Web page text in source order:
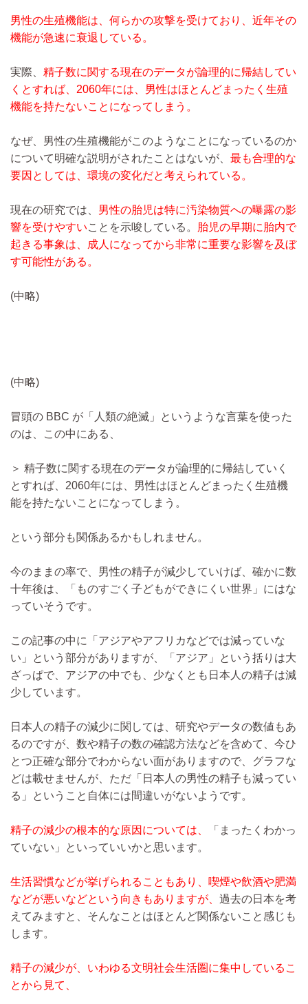
男性の生殖機能は、何らかの攻撃を受けており、近年その
機能が急速に衰退している。
実際、 精子数に関する現在のデータが論理的に帰結してい
くとすれば、2060年には、男性はほとんどまったく生殖
機能を持たないことになってしまう。
なぜ、男性の生殖機能がこのようなことになっているのか
について明確な説明がされたことはないが、 最も合理的な
要因としては、環境の変化だと考えられている。
現在の研究では、 男性の胎児は特に汚染物質への曝露の影
響を受けやすいことを示唆している。
胎児の早期に胎内で
起きる事象は、成人になってから非常に重要な影響を及ぼ
す可能性がある。
(中略)
(中略)
冒頭の BBC が「人類の絶滅」というような言葉を使った
のは、この中にある、
＞ 精子数に関する現在のデータが論理的に帰結していく
とすれば、2060年には、男性はほとんどまったく生殖機
能を持たないことになってしまう。
という部分も関係あるかもしれません。
今のままの率で、男性の精子が減少していけば、確かに数
十年後は、「ものすごく子どもができにくい世界」にはな
っていそうです。
この記事の中に「アジアやアフリカなどでは減っていな
い」という部分がありますが、「アジア」という括りは大
ざっぱで、アジアの中でも、少なくとも日本人の精子は減
少しています。
日本人の精子の減少に関しては、研究やデータの数値もあ
るのですが、数や精子の数の確認方法などを含めて、今ひ
とつ正確な部分でわからない面がありますので、グラフな
どは載せませんが、ただ「日本人の男性の精子も減ってい
る」ということ自体には間違いがないようです。
精子の減少の根本的な原因については、
「まったくわかっ
ていない」といっていいかと思います。
生活習慣などが挙げられることもあり、喫煙や飲酒や肥満
などが悪いなどという向きもありますが、 過去の日本を考
えてみますと、そんなことはほとんど関係ないこと感じも
します。
精子の減少が、いわゆる文明社会生活圏に集中しているこ
とから見て、